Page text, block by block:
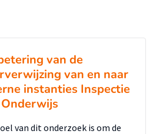
van de
van en naar
instanties Inspectie
van dit onderzoek is om de